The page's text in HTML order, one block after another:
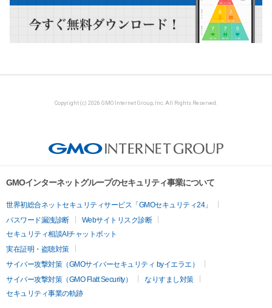
Copyright (c) 2026 GMO Internet Group, Inc. All Rights Reserved.
GMOインターネットグループのセキュリティ事業について
世界初総合ネットセキュリティサービス「GMOセキュリティ24」
パスワード漏洩診断
Webサイトリスク診断
セキュリティ相談AIチャットボット
実在証明・盗聴対策
サイバー攻撃対策（GMOサイバーセキュリティ byイエラエ）
サイバー攻撃対策（GMO Flatt Security）
なりすまし対策
セキュリティ事業の軌跡